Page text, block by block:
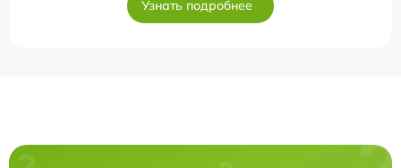
Узнать подробнее